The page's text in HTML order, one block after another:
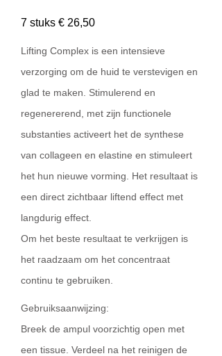
7 stuks € 26,50
Lifting Complex is een intensieve
verzorging om de huid te verstevigen en
glad te maken. Stimulerend en
regenererend, met zijn functionele
substanties activeert het de synthese
van collageen en elastine en stimuleert
het hun nieuwe vorming. Het resultaat is
een direct zichtbaar liftend effect met
langdurig effect.
Om het beste resultaat te verkrijgen is
het raadzaam om het concentraat
continu te gebruiken.
Gebruiksaanwijzing:
Breek de ampul voorzichtig open met
een tissue. Verdeel na het reinigen de